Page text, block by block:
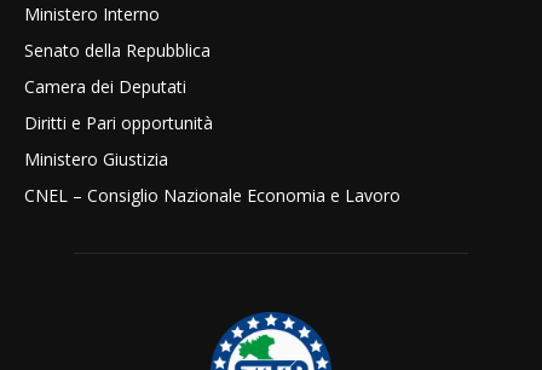
Ministero Interno
Senato della Repubblica
Camera dei Deputati
Diritti e Pari opportunità
Ministero Giustizia
CNEL – Consiglio Nazionale Economia e Lavoro